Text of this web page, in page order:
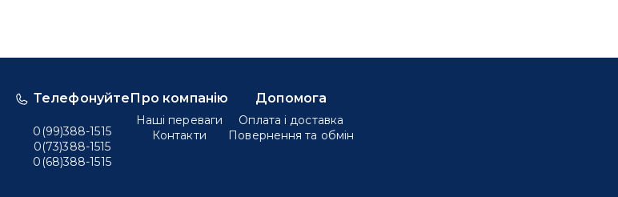
Телефонуйте
0(99)388-1515
0(73)388-1515
0(68)388-1515
Про компанію
Наші переваги
Контакти
Допомога
Оплата і доставка
Повернення та обмін